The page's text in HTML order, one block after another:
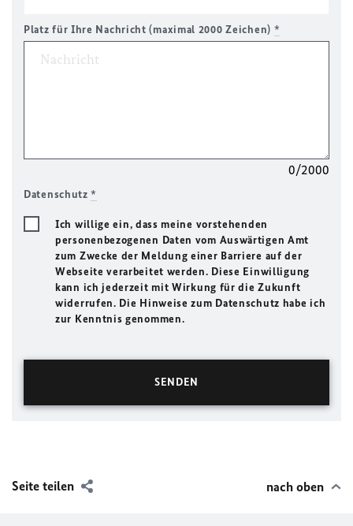
Platz für Ihre Nachricht (maximal 2000 Zeichen) *
0/2000
Datenschutz*
Ich willige ein, dass meine vorstehenden
personenbezogenen Daten vom Auswärtigen Amt
zum Zwecke der Meldung einer Barriere auf der
Webseite verarbeitet werden. Diese Einwilligung
kann ich jederzeit mit Wirkung für die Zukunft
widerrufen. Die Hinweise zum Datenschutz habe ich
zur Kenntnis genommen.
Seite teilen nach oben